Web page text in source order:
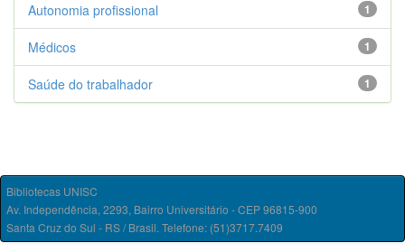
1
Autonomia profissional
1
Médicos
1
Saúde do trabalhador
Bibliotecas UNISC
Av. Independência, 2293, Bairro Universitário - CEP 96815-900
Santa Cruz do Sul - RS / Brasil. Telefone: (51)3717.7409